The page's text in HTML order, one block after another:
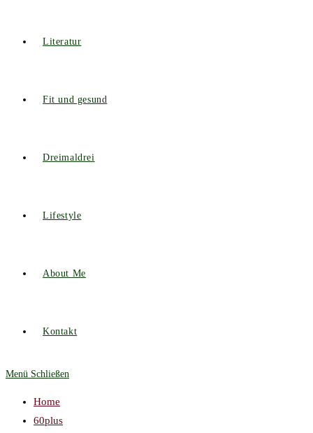
Literatur
Fit und gesund
Dreimaldrei
Lifestyle
About Me
Kontakt
Menü Schließen
Home
60plus